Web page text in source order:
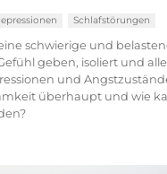
Schlafstörungen
schwierige und
geben, isoliert und
und
überhaupt und wie